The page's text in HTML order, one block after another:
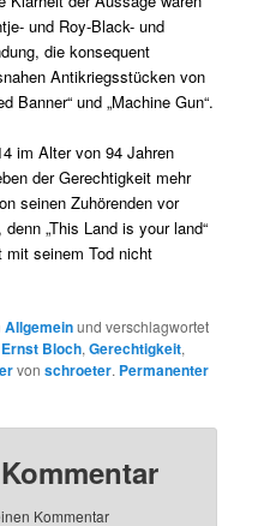
und Roy-Black- und
die konsequent
Antikriegsstücken von
Banner“ und „Machine Gun“.
im Alter von 94 Jahren
der Gerechtigkeit mehr
seinen Zuhörenden vor
„This Land is your land“
mit seinem Tod nicht
Allgemeinund verschlagwortet
Ernst Bloch,Gerechtigkeit,
vonschroeter. Permanenter
Kommentar